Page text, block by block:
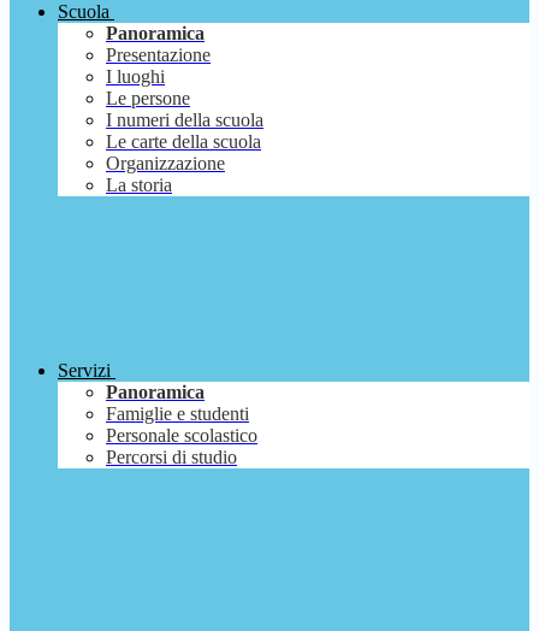
Scuola
Panoramica
Presentazione
I luoghi
Le persone
I numeri della scuola
Le carte della scuola
Organizzazione
La storia
Servizi
Panoramica
Famiglie e studenti
Personale scolastico
Percorsi di studio